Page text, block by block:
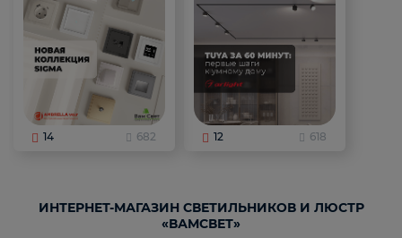
14 682 12 618
ИНТЕРНЕТ-МАГАЗИН СВЕТИЛЬНИКОВ И ЛЮСТР
«ВАМСВЕТ»